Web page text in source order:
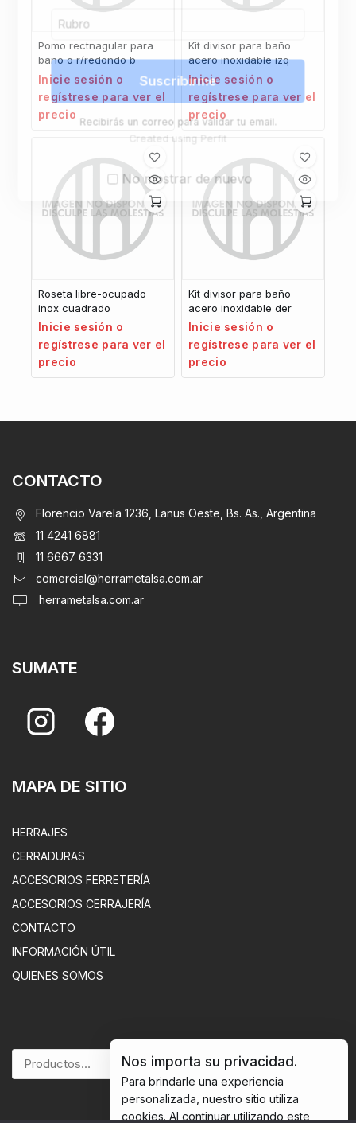
Pomo rectnagular para
baño o r/redondo b
Inicie sesión o
regístrese para ver el
precio
Kit divisor para baño
acero inoxidable izq
Inicie sesión o
regístrese para ver el
precio
Roseta libre-ocupado
inox cuadrado
Inicie sesión o
regístrese para ver el
precio
Kit divisor para baño
acero inoxidable der
Inicie sesión o
regístrese para ver el
precio
CONTACTO
Florencio Varela 1236, Lanus Oeste, Bs. As., Argentina
11 4241 6881
11 6667 6331
comercial@herrametalsa.com.ar
herrametalsa.com.ar
SUMATE
MAPA DE SITIO
HERRAJES
CERRADURAS
ACCESORIOS FERRETERÍA
ACCESORIOS CERRAJERÍA
CONTACTO
INFORMACIÓN ÚTIL
QUIENES SOMOS
BUSCAR
Suscribirme
Recibirás un correo para validar tu email.
Created using Perfit
No mostrar de nuevo
Nos importa su privacidad.
Para brindarle una experiencia
personalizada, nuestro sitio utiliza
cookies. Al continuar utilizando este